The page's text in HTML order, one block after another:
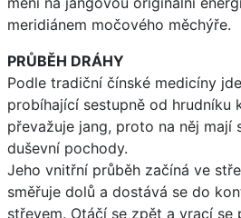
meridiánem močového měchýře.
PRŮBĚH DRÁHY
Podle tradiční čínské medicíny
probíhající sestupně od hrudníku
převažuje jang, proto na něj mají
duševní pochody.
Jeho vnitřní průběh začíná ve
směřuje dolů a dostává se do
střevem. Otáčí se zpět a vrací se